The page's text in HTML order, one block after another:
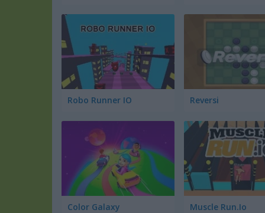
Robo Runner IO Reversi
Color Galaxy Muscle Run.Io